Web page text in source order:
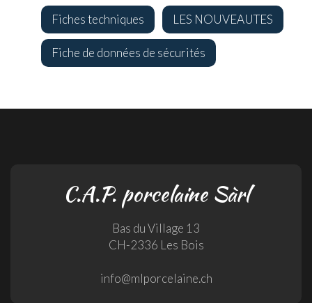
Fiches techniques LES NOUVEAUTES
Fiche de données de sécurités
C.A.P. porcelaine Sàrl
Bas du Village 13
CH-2336 Les Bois
info@mlporcelaine.ch